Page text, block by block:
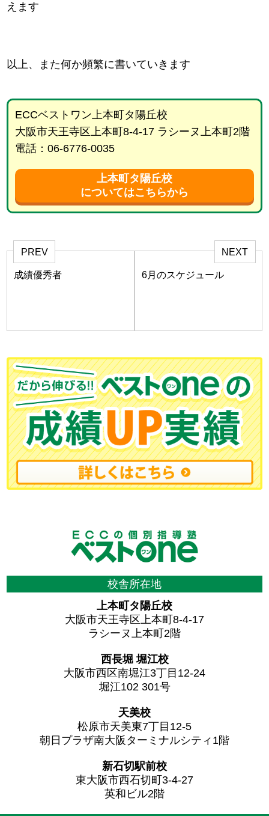
えます
以上、また何か頻繁に書いていきます
ECCベストワン上本町タ陽丘校
大阪市天王寺区上本町8-4-17 ラシーヌ上本町2階
電話：06-6776-0035
上本町タ陽丘校
についてはこちらから
PREV
成績優秀者
NEXT
6月のスケジュール
校舎所在地
上本町タ陽丘校
大阪市天王寺区上本町8-4-17
ラシーヌ上本町2階
西長堀 堀江校
大阪市西区南堀江3丁目12-24
堀江102 301号
天美校
松原市天美東7丁目12-5
朝日プラザ南大阪ターミナルシティ1階
新石切駅前校
東大阪市西石切町3-4-27
英和ビル2階